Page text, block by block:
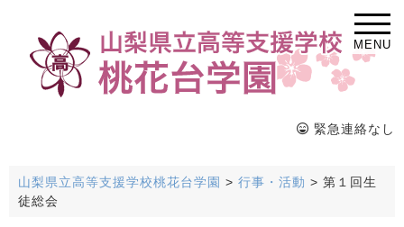
MENU
緊急連絡なし
山梨県立高等支援学校桃花台学園 > 行事・活動 > 第１回生
徒総会